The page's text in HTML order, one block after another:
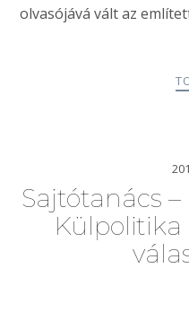
olvasójává vált az
Sajtótanács
Külpolitika